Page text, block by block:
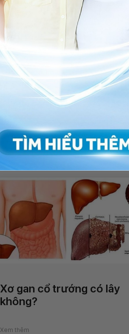
Xơ gan giai đoạn cuối sống
được bao lâu?
Xơ gan cổ trướng có lây
không?
Xem thêm